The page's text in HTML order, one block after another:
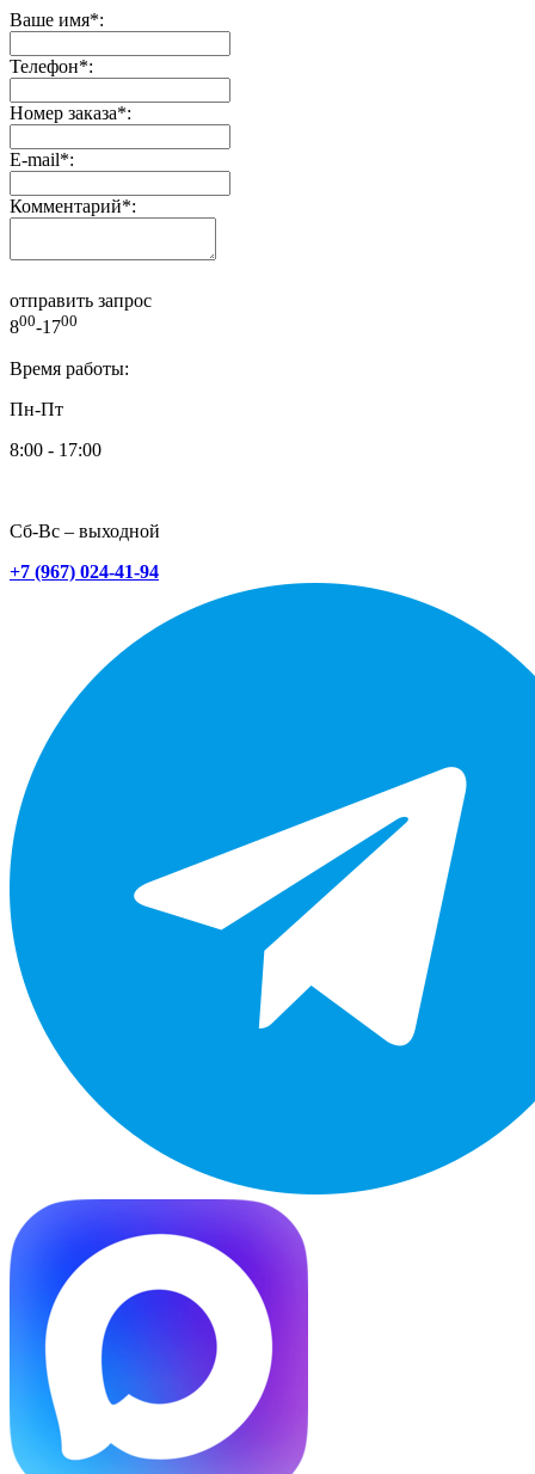
Ваше имя*:
Телефон*:
Номер заказа*:
E-mail*:
Комментарий*:
отправить запрос
800-1700
Время работы:
Пн-Пт
8:00 - 17:00
Сб-Вс – выходной
+7 (967) 024-41-94